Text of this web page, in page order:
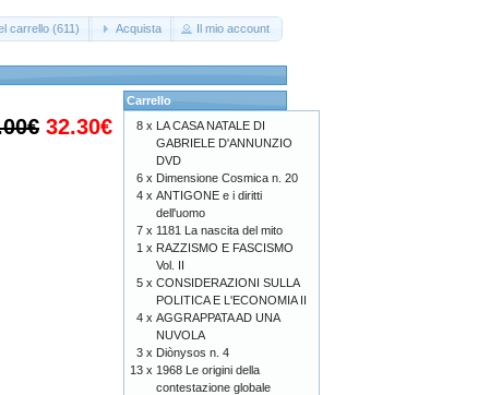
carrello (611) Acquista Il mio account
32.30€
Carrello
8 x LA CASA NATALE DI
GABRIELE D'ANNUNZIO
DVD
6 x Dimensione Cosmica n. 20
4 x ANTIGONE e i diritti
dell'uomo
7 x 1181 La nascita del mito
1 x RAZZISMO E FASCISMO
Vol. II
5 x CONSIDERAZIONI SULLA
POLITICA E L'ECONOMIA II
4 x AGGRAPPATA AD UNA
NUVOLA
3 x Diònysos n. 4
13 x 1968 Le origini della
contestazione globale